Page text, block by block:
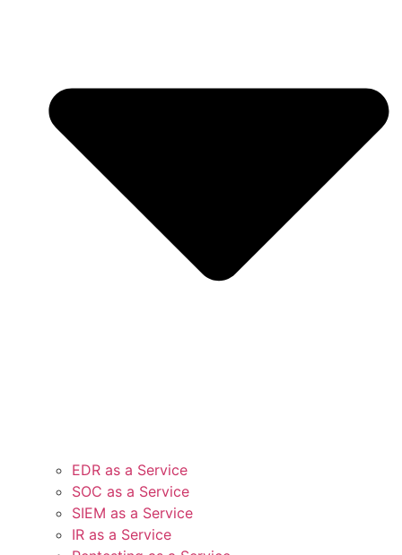
EDR as a Service
SOC as a Service
SIEM as a Service
IR as a Service